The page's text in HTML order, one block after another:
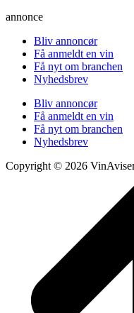
annonce
Bliv annoncør
Få anmeldt en vin
Få nyt om branchen
Nyhedsbrev
Bliv annoncør
Få anmeldt en vin
Få nyt om branchen
Nyhedsbrev
Copyright © 2026